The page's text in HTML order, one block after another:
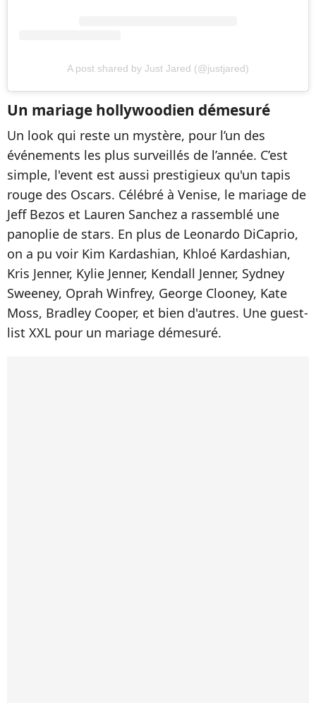
A post shared by Just Jared (@justjared)
Un mariage hollywoodien démesuré
Un look qui reste un mystère, pour l’un des
événements les plus surveillés de l’année. C’est
simple, l'event est aussi prestigieux qu'un tapis
rouge des Oscars. Célébré à Venise, le mariage de
Jeff Bezos et Lauren Sanchez a rassemblé une
panoplie de stars. En plus de Leonardo DiCaprio,
on a pu voir Kim Kardashian, Khloé Kardashian,
Kris Jenner, Kylie Jenner, Kendall Jenner, Sydney
Sweeney, Oprah Winfrey, George Clooney, Kate
Moss, Bradley Cooper, et bien d'autres. Une guest-
list XXL pour un mariage démesuré.